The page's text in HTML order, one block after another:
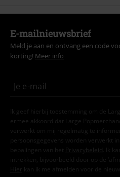
E-mailnieuwsbrief
Meld je aan en ontvang een code
korting! Meer info
Ik geef hierbij toestemming om de
ermee akkoord dat Large
verwerkt om mij regelmatig te
persoonsgegevens worden verwerkt
bepalingen van het
Privacybeleid . Ik
intrekken, bijvoorbeeld door op de
Hier kan ik me afmelden voor de